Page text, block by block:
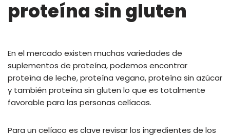
proteína sin gluten
En el mercado existen muchas variedades de
suplementos de proteína, podemos encontrar
proteína de leche, proteína vegana, proteína sin azúcar
y también proteína sin gluten lo que es totalmente
favorable para las personas celíacas.
Para un celíaco es clave revisar los ingredientes de los